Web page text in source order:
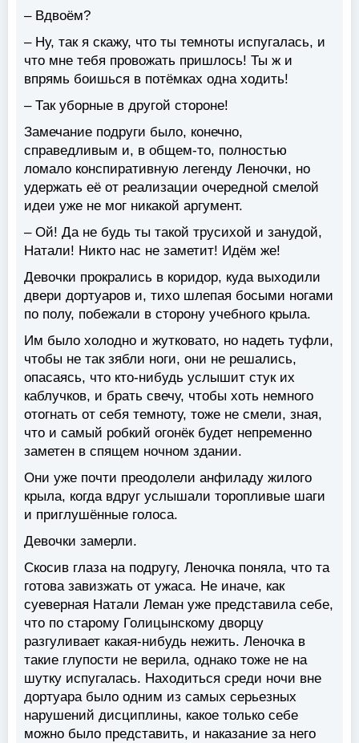
– Вдвоём?
– Ну, так я скажу, что ты темноты испугалась, и
что мне тебя провожать пришлось! Ты ж и
впрямь боишься в потёмках одна ходить!
– Так уборные в другой стороне!
Замечание подруги было, конечно,
справедливым и, в общем-то, полностью
ломало конспиративную легенду Леночки, но
удержать её от реализации очередной смелой
идеи уже не мог никакой аргумент.
– Ой! Да не будь ты такой трусихой и занудой,
Натали! Никто нас не заметит! Идём же!
Девочки прокрались в коридор, куда выходили
двери дортуаров и, тихо шлепая босыми ногами
по полу, побежали в сторону учебного крыла.
Им было холодно и жутковато, но надеть туфли,
чтобы не так зябли ноги, они не решались,
опасаясь, что кто-нибудь услышит стук их
каблучков, и брать свечу, чтобы хоть немного
отогнать от себя темноту, тоже не смели, зная,
что и самый робкий огонёк будет непременно
заметен в спящем ночном здании.
Они уже почти преодолели анфиладу жилого
крыла, когда вдруг услышали торопливые шаги
и приглушённые голоса.
Девочки замерли.
Скосив глаза на подругу, Леночка поняла, что та
готова завизжать от ужаса. Не иначе, как
суеверная Натали Леман уже представила себе,
что по старому Голицынскому дворцу
разгуливает какая-нибудь нежить. Леночка в
такие глупости не верила, однако тоже не на
шутку испугалась. Находиться среди ночи вне
дортуара было одним из самых серьезных
нарушений дисциплины, какое только себе
можно было представить, и наказание за него